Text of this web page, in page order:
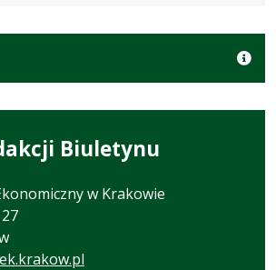
Biuletynu
w Krakowie